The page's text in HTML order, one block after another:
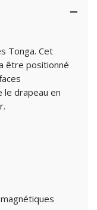
Tonga. Cet
être positionné
le drapeau en